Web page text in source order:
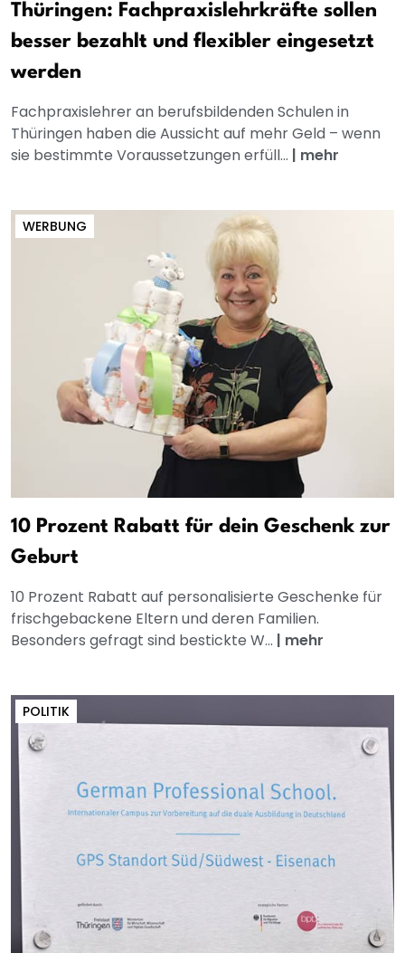
Thüringen: Fachpraxislehrkräfte sollen
besser bezahlt und flexibler eingesetzt
werden
Fachpraxislehrer an berufsbildenden Schulen in
Thüringen haben die Aussicht auf mehr Geld – wenn
sie bestimmte Voraussetzungen erfüll... | mehr
WERBUNG
10 Prozent Rabatt für dein Geschenk zur
Geburt
10 Prozent Rabatt auf personalisierte Geschenke für
frischgebackene Eltern und deren Familien.
Besonders gefragt sind bestickte W... | mehr
POLITIK